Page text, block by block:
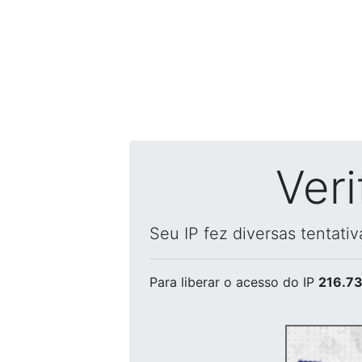
Seu IP fez diversas
Para liberar o acesso do IP